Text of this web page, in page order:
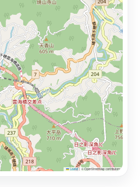
Leaflet | © OpenStreetMap contributors